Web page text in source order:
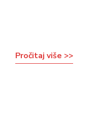
Pročitaj više >>